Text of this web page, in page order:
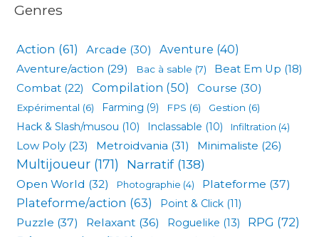
Genres
Action (61) Arcade (30) Aventure (40)
Aventure/action (29) Bac à sable (7) Beat Em Up (18)
Combat (22) Compilation (50) Course (30)
Expérimental (6) Farming (9) FPS (6) Gestion (6)
Hack & Slash/musou (10) Inclassable (10) Infiltration (4)
Low Poly (23) Metroidvania (31) Minimaliste (26)
Multijoueur (171) Narratif(138)
Open World (32) Photographie (4) Plateforme (37)
Plateforme/action (63) Point & Click (11)
Puzzle (37) Relaxant (36) Roguelike (13) RPG (72)